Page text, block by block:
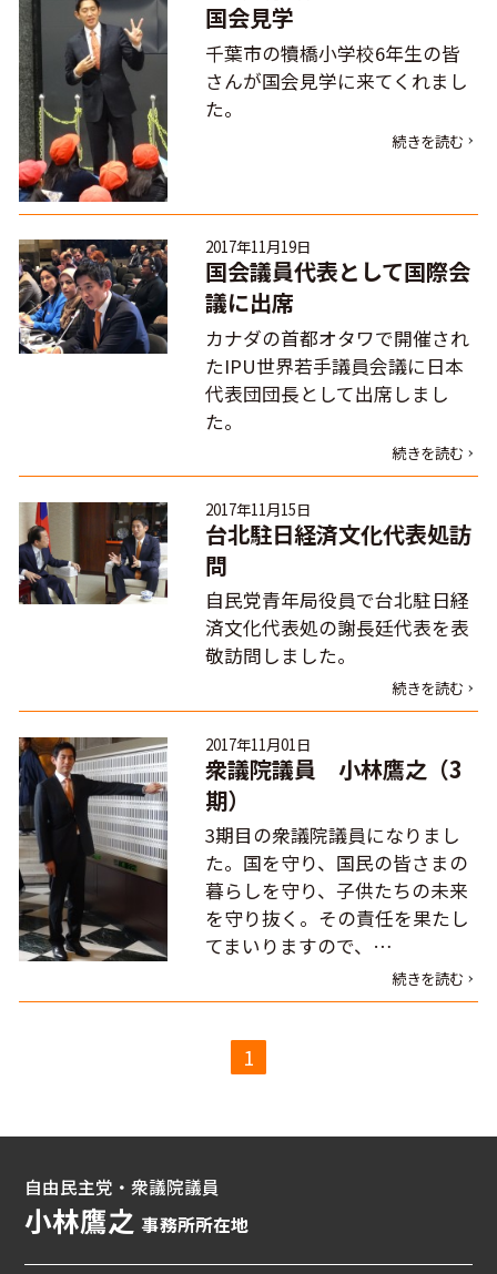
国会見学
千葉市の犢橋小学校6年生の皆
さんが国会見学に来てくれまし
た。
続きを読む
2017年11月19日
国会議員代表として国際会
議に出席
カナダの首都オタワで開催され
たIPU世界若手議員会議に日本
代表団団長として出席しまし
た。
続きを読む
2017年11月15日
台北駐日経済文化代表処訪
問
自民党青年局役員で台北駐日経
済文化代表処の謝長廷代表を表
敬訪問しました。
続きを読む
2017年11月01日
衆議院議員 小林鷹之（3
期）
3期目の衆議院議員になりまし
た。国を守り、国民の皆さまの
暮らしを守り、子供たちの未来
を守り抜く。その責任を果たし
てまいりますので、…
続きを読む
1
自由民主党・衆議院議員
小林鷹之事務所所在地